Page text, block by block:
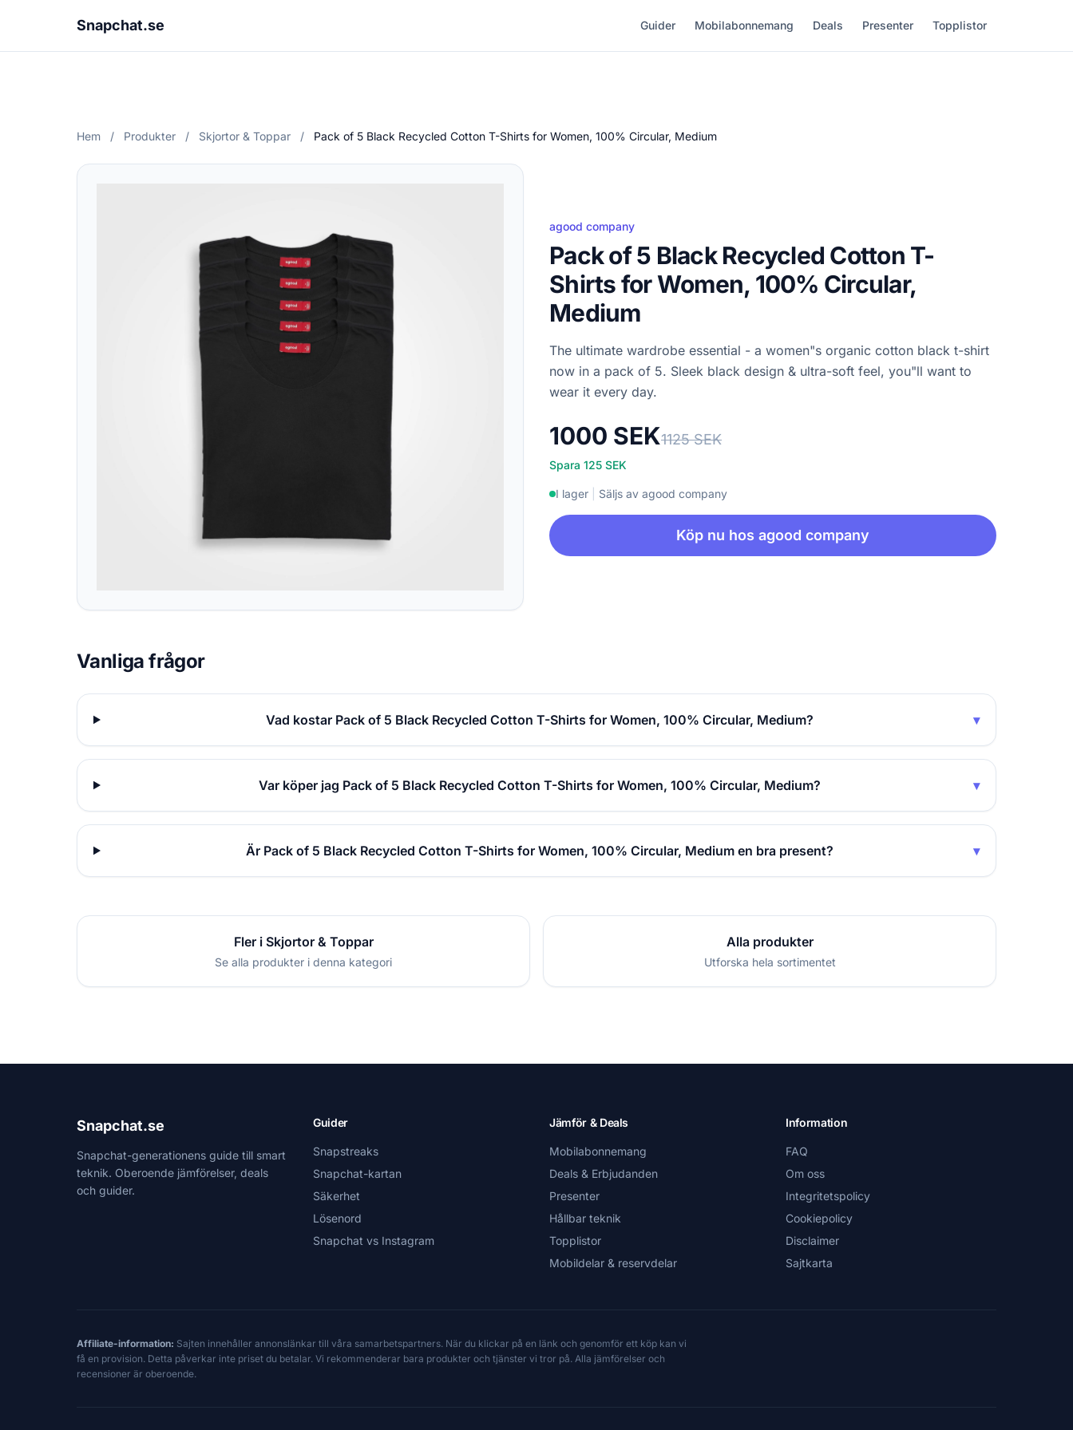
Snapchat.se Guider Mobilabonnemang Deals Presenter Topplistor
Hem / Produkter / Skjortor & Toppar / Pack of 5 Black Recycled Cotton T-Shirts for Women, 100% Circular, Medium
agood company
Pack of 5 Black Recycled Cotton T-
Shirts for Women, 100% Circular,
Medium
The ultimate wardrobe essential - a women"s organic cotton black t-shirt
now in a pack of 5. Sleek black design & ultra-soft feel, you"ll want to
wear it every day.
1000 SEK1125 SEK
Spara 125 SEK
I lager Säljs av agood company
Köp nu hos agood company
Vanliga frågor
Vad kostar Pack of 5 Black Recycled Cotton T-Shirts for Women, 100% Circular, Medium? ▾
Var köper jag Pack of 5 Black Recycled Cotton T-Shirts for Women, 100% Circular, Medium? ▾
Är Pack of 5 Black Recycled Cotton T-Shirts for Women, 100% Circular, Medium en bra present? ▾
Fler i Skjortor & Toppar
Se alla produkter i denna kategori
Alla produkter
Utforska hela sortimentet
Snapchat.se
Snapchat-generationens guide till smart
teknik. Oberoende jämförelser, deals
och guider.
Guider
Snapstreaks
Snapchat-kartan
Säkerhet
Lösenord
Snapchat vs Instagram
Jämför & Deals
Mobilabonnemang
Deals & Erbjudanden
Presenter
Hållbar teknik
Topplistor
Mobildelar & reservdelar
Information
FAQ
Om oss
Integritetspolicy
Cookiepolicy
Disclaimer
Sajtkarta
Affiliate-information: Sajten innehåller annonslänkar till våra samarbetspartners. När du klickar på en länk och genomför ett köp kan vi
få en provision. Detta påverkar inte priset du betalar. Vi rekommenderar bara produkter och tjänster vi tror på. Alla jämförelser och
recensioner är oberoende.